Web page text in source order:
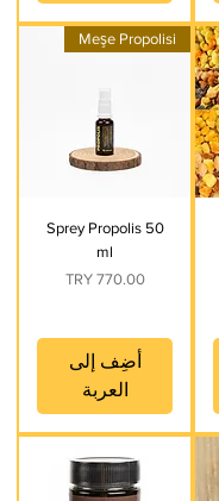
Meşe Propolisi
Sprey Propolis 50
ml
السعر‏770.00 TRY
أضِف إلى
العربة